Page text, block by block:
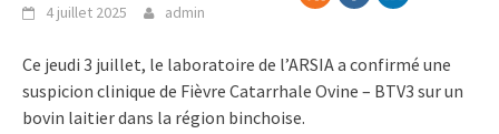
4 juillet 2025 admin
Ce jeudi 3 juillet, le laboratoire de l’ARSIA a confirmé une
suspicion clinique de Fièvre Catarrhale Ovine – BTV3 sur un
bovin laitier dans la région binchoise.